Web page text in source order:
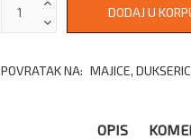
POVRATAK NA: MAJICE,
OPIS